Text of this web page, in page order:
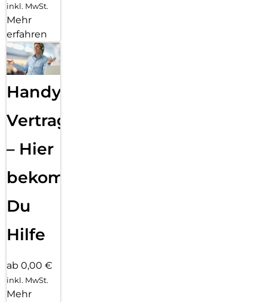
inkl. MwSt.
Mehr
erfahren
Handy
Vertragsabwicklung
– Hier
bekommst
Du
Hilfe
ab 0,00 €
inkl. MwSt.
Mehr